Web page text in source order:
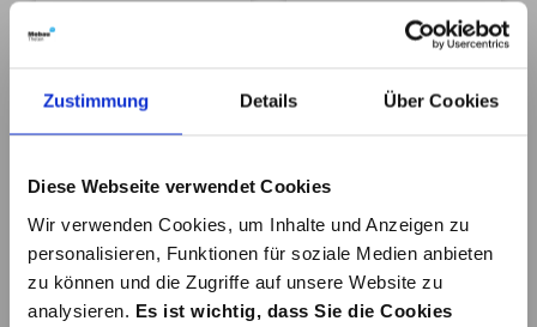
Zustimmung Details Über Cookies
Diese Webseite verwendet Cookies
Wir verwenden Cookies, um Inhalte und Anzeigen zu
personalisieren, Funktionen für soziale Medien anbieten
zu können und die Zugriffe auf unsere Website zu
analysieren. Es ist wichtig, dass Sie die Cookies
In den Warenkorb
3,99 €*
Details